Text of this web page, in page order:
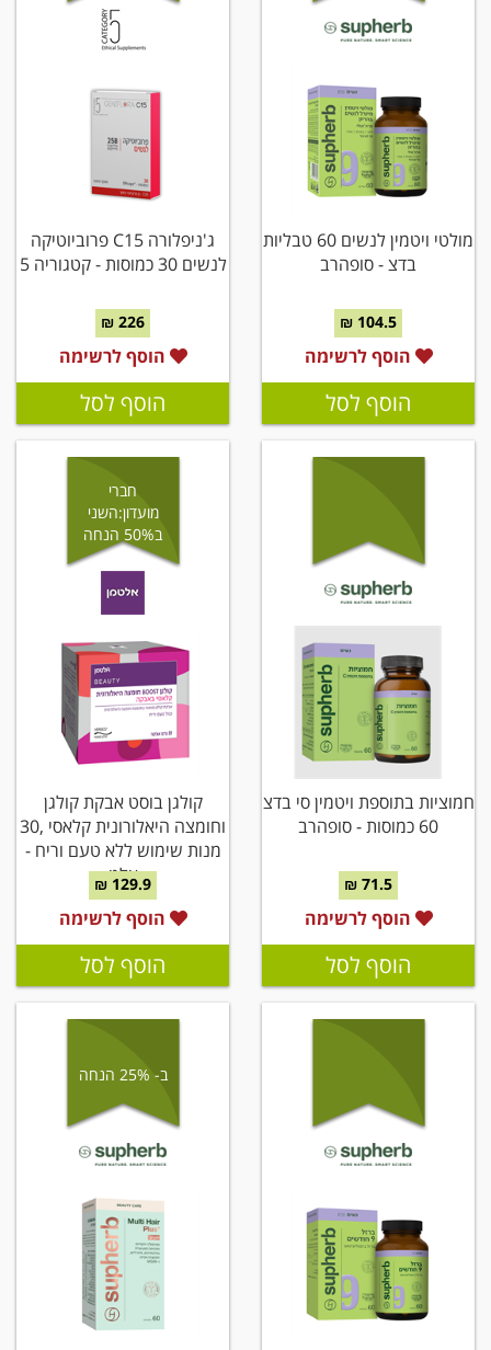
מולטי ויטמין לנשים 60 טבליות
בדצ - סופהרב
104.5 ₪
הוסף לרשימה
הוסף לסל
ג'ניפלורה C15 פרוביוטיקה
לנשים 30 כמוסות - קטגוריה 5
226 ₪
הוסף לרשימה
הוסף לסל
חמוציות בתוספת ויטמין סי בדצ
60 כמוסות - סופהרב
71.5 ₪
הוסף לרשימה
הוסף לסל
חברי
מועדון:השני
ב50% הנחה
קולגן בוסט אבקת קולגן
וחומצה היאלורונית קלאסי ,30
מנות שימוש ללא טעם וריח -
אלט
129.9 ₪
הוסף לרשימה
הוסף לסל
ב- 25% הנחה